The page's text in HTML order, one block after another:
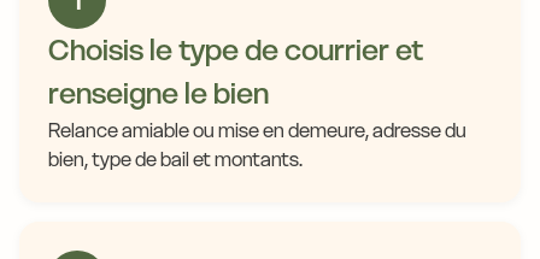
Choisis le type de courrier et
renseigne le bien
Relance amiable ou mise en demeure, adresse du
bien, type de bail et montants.